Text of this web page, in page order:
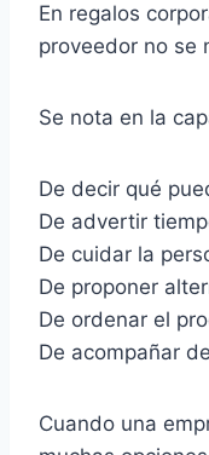
En regalos
proveedor no se
Se nota en la
De decir qué
De advertir
De cuidar la
De proponer
De ordenar el
De acompañar
Cuando una